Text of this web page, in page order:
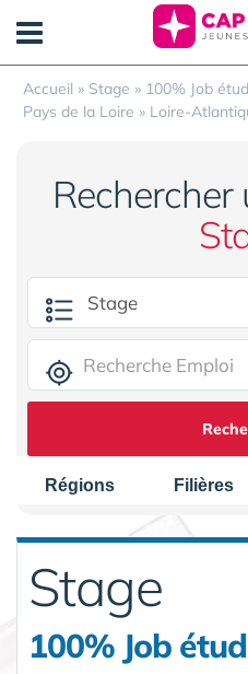
Accueil » Stage » 100% Job
Pays de la Loire » Loire-
Rechercher
Régions Filières
Stage
100% Job
Panneau de gestion des cookies